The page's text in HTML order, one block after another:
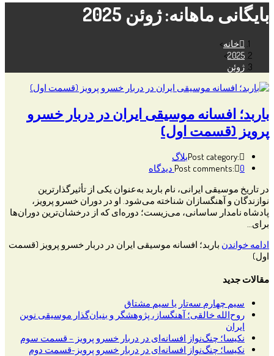
بایگانی ماهانه: ژوئن 2025
خانه>
2025
>
ژوئن
باربد؛ افسانه موسیقی ایران در دربار خسرو
پرویز (قسمت اول)
Post category:بلاگ
Post comments: 0 دیدگاه
در تاریخ موسیقی ایرانی، نام باربد به‌عنوان یکی از تأثیرگذارترین
نوازندگان و آهنگسازان شناخته می‌شود. او در دوران خسرو پرویز،
پادشاه نامدار ساسانی، می‌زیست؛ دوره‌ای که از درخشان‌ترین دوران‌ها
برای…
ادامه خواندن باربد؛ افسانه موسیقی ایران در دربار خسرو پرویز (قسمت
اول)
مقالات جدید
سیم چهارم سه‌تار یا سیم مشتاق
روح‌الله خالقی؛ آهنگساز، پژوهشگر و بنیان‌گذار موسیقی نوین
ایران
نکیسا؛ چنگ‌نواز افسانه‌ای در دربار خسرو پرویز – قسمت سوم
نکیسا؛ چنگ‌نواز افسانه‌ای در دربار خسرو پرویز-قسمت دوم